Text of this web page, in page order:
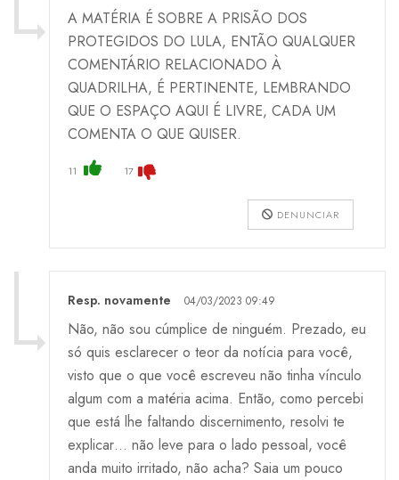
A MATÉRIA É SOBRE A PRISÃO DOS
PROTEGIDOS DO LULA, ENTÃO QUALQUER
COMENTÁRIO RELACIONADO À
QUADRILHA, É PERTINENTE, LEMBRANDO
QUE O ESPAÇO AQUI É LIVRE, CADA UM
COMENTA O QUE QUISER.
11 17
DENUNCIAR
Resp. novamente 04/03/2023 09:49
Não, não sou cúmplice de ninguém. Prezado, eu
só quis esclarecer o teor da notícia para você,
visto que o que você escreveu não tinha vínculo
algum com a matéria acima. Então, como percebi
que está lhe faltando discernimento, resolvi te
explicar… não leve para o lado pessoal, você
anda muito irritado, não acha? Saia um pouco